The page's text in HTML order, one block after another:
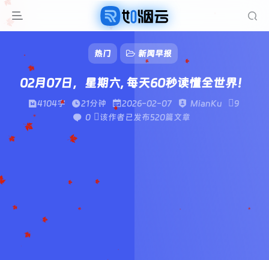
热门 新闻早报
02月07日，星期六, 每天60秒读懂全世界！
4104字 21分钟 2026-02-07 MianKu
9
0
该作者已发布520篇文章